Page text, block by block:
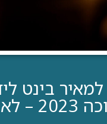
בינט
תתקיים